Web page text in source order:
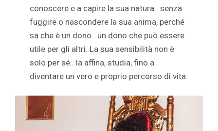
conoscere e a capire la sua natura.. senza
fuggire o nascondere la sua anima, perché
sa che è un dono.. un dono che può essere
utile per gli altri. La sua sensibilità non è
solo per sé.. la affina, studia, fino a
diventare un vero e proprio percorso di vita.